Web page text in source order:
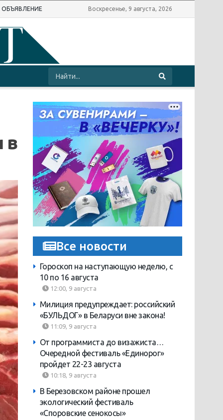
ОБЪЯВЛЕНИЕ Воскресенье, 9 августа, 2026
в
Все новости
Гороскоп на наступающую неделю, с
10 по 16 августа
12:00, 9 августа
Милиция предупреждает: российский
«БУЛЬДОГ» в Беларуси вне закона!
11:09, 9 августа
От программиста до визажиста…
Очередной фестиваль «Единорог»
пройдет 22-23 августа
10:18, 9 августа
В Березовском районе прошел
экологический фестиваль
«Споровские сенокосы»